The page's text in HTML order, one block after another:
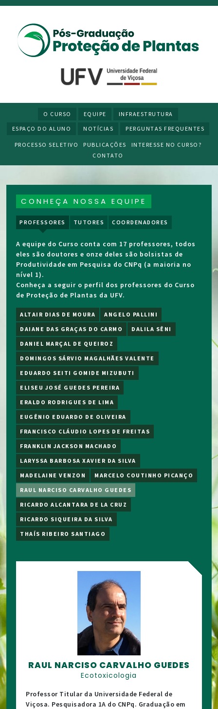
O CURSO EQUIPE
INFRAESTRUTURA
ESPAÇO DO ALUNO
NOTÍCIAS PERGUNTAS FREQUENTES
PROCESSO SELETIVO PUBLICAÇÕES
INTERESSE NO CURSO?
CONTATO
CONHEÇA NOSSA EQUIPE
PROFESSORES TUTORES COORDENADORES
A equipe do Curso conta com 17 professores, todos
eles são doutores e onze deles são bolsistas de
Produtividade em Pesquisa do CNPq (a maioria no
nível 1).
Conheça a seguir o perfil dos professores do Curso
de Proteção de Plantas da UFV.
ALTAIR DIAS DE MOURA
ANGELO PALLINI
DAIANE DAS GRAÇAS DO CARMO
DALILA SÊNI
DANIEL MARÇAL DE QUEIROZ
DOMINGOS SÁRVIO MAGALHÃES VALENTE
EDUARDO SEITI GOMIDE MIZUBUTI
ELISEU JOSÉ GUEDES PEREIRA
ERALDO RODRIGUES DE LIMA
EUGÊNIO EDUARDO DE OLIVEIRA
FRANCISCO CLÁUDIO LOPES DE FREITAS
FRANKLIN JACKSON MACHADO
LARYSSA BARBOSA XAVIER DA SILVA
MADELAINE VENZON
MARCELO COUTINHO PICANÇO
RAUL NARCISO CARVALHO GUEDES
RICARDO ALCANTARA DE LA CRUZ
RICARDO SIQUEIRA DA SILVA
THAÍS RIBEIRO SANTIAGO
RAUL NARCISO CARVALHO GUEDES
Ecotoxicologia
Professor Titular da Universidade Federal de
Viçosa. Pesquisadora 1A do CNPq. Graduação em